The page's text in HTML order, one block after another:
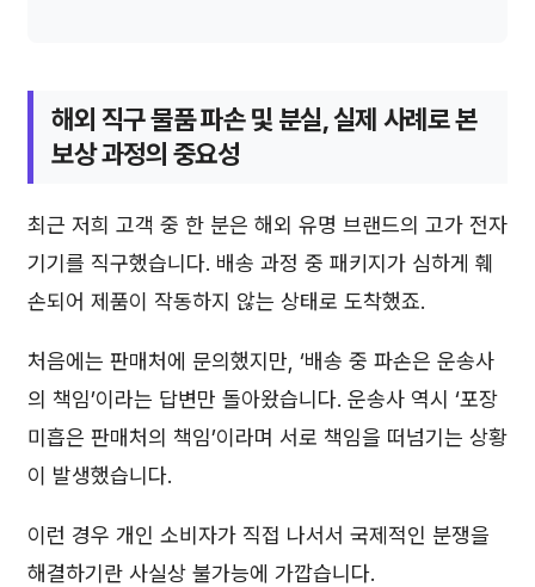
해외 직구 물품 파손 및 분실, 실제 사례로 본
보상 과정의 중요성
최근 저희 고객 중 한 분은 해외 유명 브랜드의 고가 전자
기기를 직구했습니다. 배송 과정 중 패키지가 심하게 훼
손되어 제품이 작동하지 않는 상태로 도착했죠.
처음에는 판매처에 문의했지만, ‘배송 중 파손은 운송사
의 책임’이라는 답변만 돌아왔습니다. 운송사 역시 ‘포장
미흡은 판매처의 책임’이라며 서로 책임을 떠넘기는 상황
이 발생했습니다.
이런 경우 개인 소비자가 직접 나서서 국제적인 분쟁을
해결하기란 사실상 불가능에 가깝습니다.